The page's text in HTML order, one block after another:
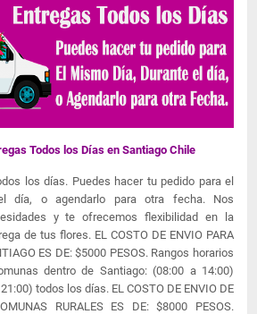
Todos los Días en Santiago Chile
los días. Puedes hacer tu pedido para el
día, o agendarlo para otra fecha. Nos
y te ofrecemos flexibilidad en la
de tus flores. EL COSTO DE ENVIO PARA
ES DE: $5000 PESOS. Rangos horarios
dentro de Santiago: (08:00 a 14:00)
todos los días. EL COSTO DE ENVIO DE
RURALES ES DE: $8000 PESOS.